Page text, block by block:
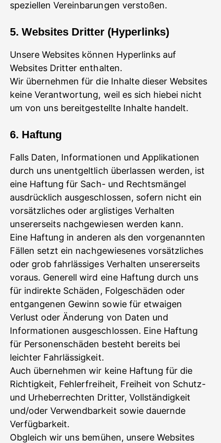
speziellen Vereinbarungen verstoßen.
5. Websites Dritter (Hyperlinks)
Unsere Websites können Hyperlinks auf
Websites Dritter enthalten.
Wir übernehmen für die Inhalte dieser Websites
keine Verantwortung, weil es sich hiebei nicht
um von uns bereitgestellte Inhalte handelt.
6. Haftung
Falls Daten, Informationen und Applikationen
durch uns unentgeltlich überlassen werden, ist
eine Haftung für Sach- und Rechtsmängel
ausdrücklich ausgeschlossen, sofern nicht ein
vorsätzliches oder arglistiges Verhalten
unsererseits nachgewiesen werden kann.
Eine Haftung in anderen als den vorgenannten
Fällen setzt ein nachgewiesenes vorsätzliches
oder grob fahrlässiges Verhalten unsererseits
voraus. Generell wird eine Haftung durch uns
für indirekte Schäden, Folgeschäden oder
entgangenen Gewinn sowie für etwaigen
Verlust oder Änderung von Daten und
Informationen ausgeschlossen. Eine Haftung
für Personenschäden besteht bereits bei
leichter Fahrlässigkeit.
Auch übernehmen wir keine Haftung für die
Richtigkeit, Fehlerfreiheit, Freiheit von Schutz-
und Urheberrechten Dritter, Vollständigkeit
und/oder Verwendbarkeit sowie dauernde
Verfügbarkeit.
Obgleich wir uns bemühen, unsere Websites